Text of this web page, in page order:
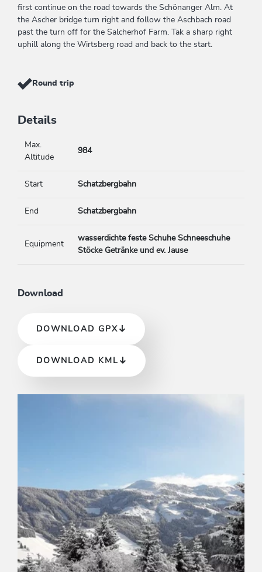
first continue on the road towards the Schönanger Alm. At
the Ascher bridge turn right and follow the Aschbach road
past the turn off for the Salcherhof Farm. Tak a sharp right
uphill along the Wirtsberg road and back to the start.
Round trip
Details
Max.
Altitude
984
Start Schatzbergbahn
End Schatzbergbahn
Equipment
wasserdichte feste Schuhe Schneeschuhe
Stöcke Getränke und ev. Jause
Download
DOWNLOAD GPX
DOWNLOAD KML